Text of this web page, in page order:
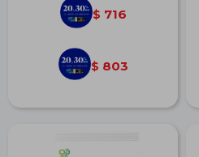
$ 716
$ 803